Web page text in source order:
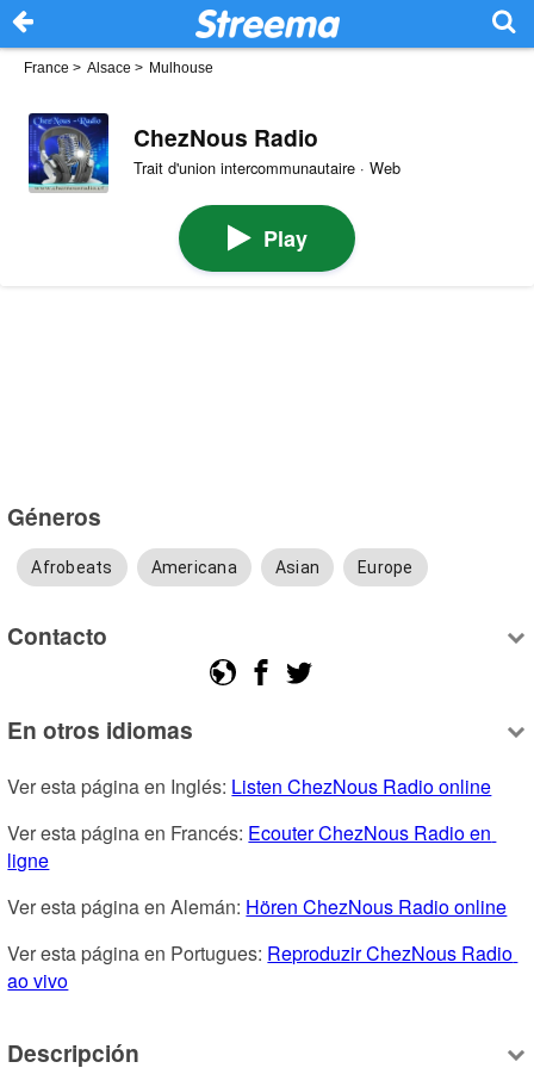
France > Alsace > Mulhouse
ChezNous Radio
Trait d'union intercommunautaire · Web
Play
Géneros
Afrobeats Americana Asian Europe
Contacto
En otros idiomas
Ver esta página en Inglés: Listen ChezNous Radio online
Ver esta página en Francés: Ecouter ChezNous Radio en
ligne
Ver esta página en Alemán: Hören ChezNous Radio online
Ver esta página en Portugues: Reproduzir ChezNous Radio
ao vivo
Descripción